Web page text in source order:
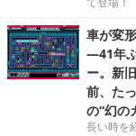
車が変
―41年
ー。新
前、た
の“幻の
長い時を